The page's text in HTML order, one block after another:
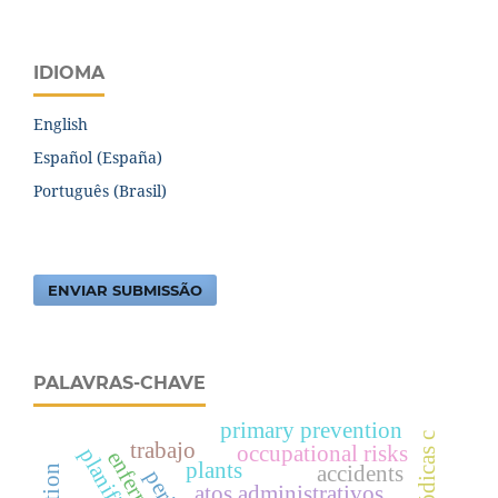
IDIOMA
English
Español (España)
Português (Brasil)
ENVIAR SUBMISSÃO
PALAVRAS-CHAVE
accidents
occupational risks
primary prevention
plants
trabajo